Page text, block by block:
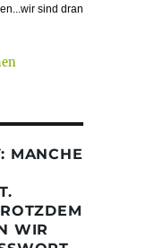
sind dran
MANCHE
WIR